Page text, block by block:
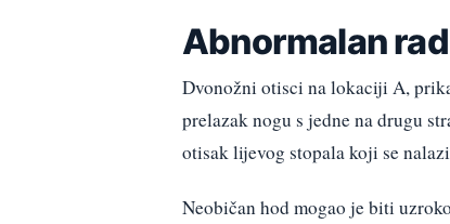
Abnormalan
Dvonožni otisci na lokaciji A,
prelazak nogu s jedne na drugu
otisak lijevog stopala koji se
Neobičan hod mogao je biti